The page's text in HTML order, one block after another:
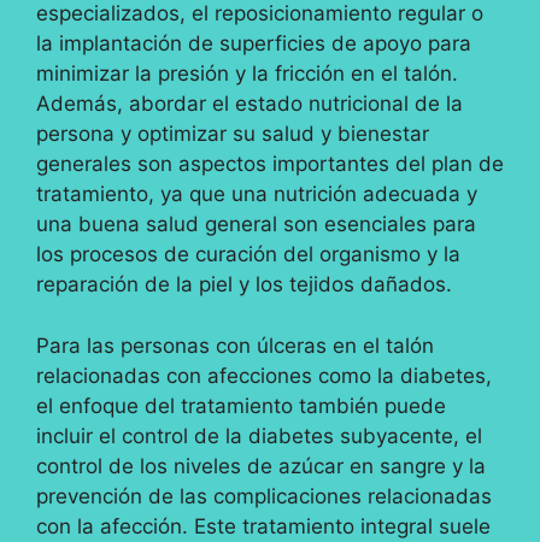
especializados, el reposicionamiento regular o
la implantación de superficies de apoyo para
minimizar la presión y la fricción en el talón.
Además, abordar el estado nutricional de la
persona y optimizar su salud y bienestar
generales son aspectos importantes del plan de
tratamiento, ya que una nutrición adecuada y
una buena salud general son esenciales para
los procesos de curación del organismo y la
reparación de la piel y los tejidos dañados.
Para las personas con úlceras en el talón
relacionadas con afecciones como la diabetes,
el enfoque del tratamiento también puede
incluir el control de la diabetes subyacente, el
control de los niveles de azúcar en sangre y la
prevención de las complicaciones relacionadas
con la afección. Este tratamiento integral suele